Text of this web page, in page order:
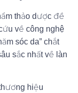
thảo dược đề
về công nghệ
sóc da” chắt
sắc nhất về làn
hiệu